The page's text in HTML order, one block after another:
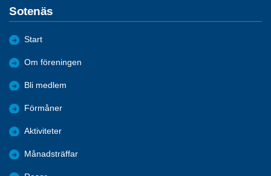
Sotenäs
Start
Om föreningen
Bli medlem
Förmåner
Aktiviteter
Månadsträffar